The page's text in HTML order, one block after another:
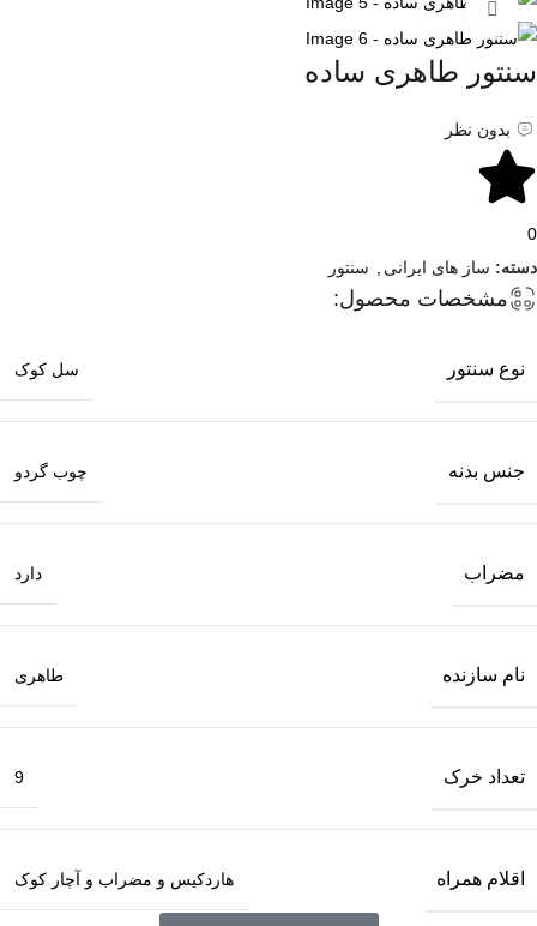
برای بزرگنمایی کلیک کنید
سنتور طاهری ساده
بدون نظر
0
دسته: ساز های ایرانی سنتور
مشخصات محصول:
نوع سنتور سل کوک
جنس بدنه چوب گردو
مضراب دارد
نام سازنده طاهری
تعداد خرک 9
اقلام همراه هاردکیس و مضراب و آچار کوک